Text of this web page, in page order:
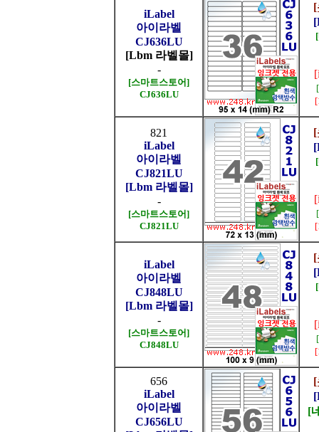
iLabel
아이라벨
CJ636LU
[Lbm 라벨몰]
-
[스마트스토어]
CJ636LU
[
821
iLabel
아이라벨
CJ821LU
[Lbm 라벨몰]
-
[스마트스토어]
CJ821LU
[
iLabel
아이라벨
CJ848LU
[Lbm 라벨몰]
-
[스마트스토어]
CJ848LU
[
656
iLabel
아이라벨
CJ656LU
[
[